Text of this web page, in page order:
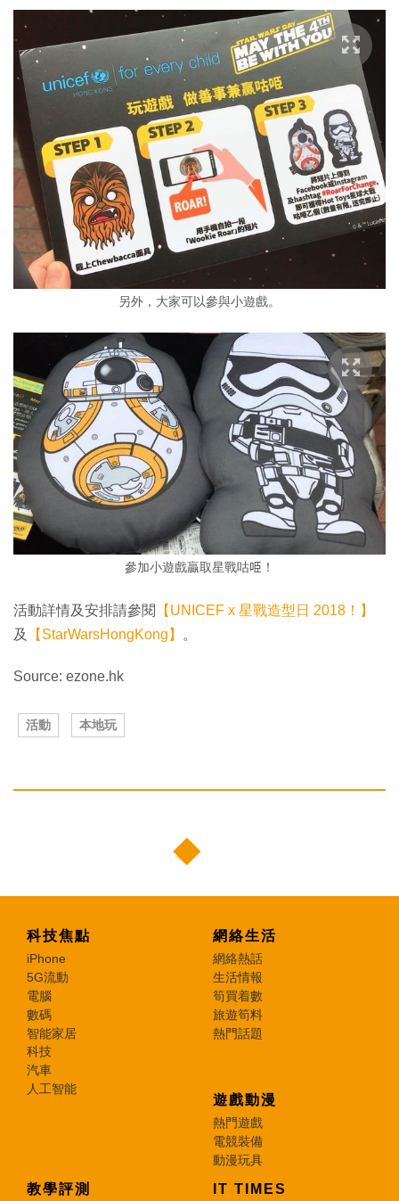
另外，大家可以參與小遊戲。
參加小遊戲贏取星戰咕𠱸！
活動詳情及安排請參閱
【UNICEF x 星戰造型日 2018！】
及
【StarWarsHongKong】 。
Source: ezone.hk
活動 本地玩
科技焦點
iPhone
5G流動
電腦
數碼
智能家居
科技
汽車
人工智能
網絡生活
網絡熱話
生活情報
筍買着數
旅遊筍料
熱門話題
遊戲動漫
熱門遊戲
電競裝備
動漫玩具
教學評測 IT TIMES